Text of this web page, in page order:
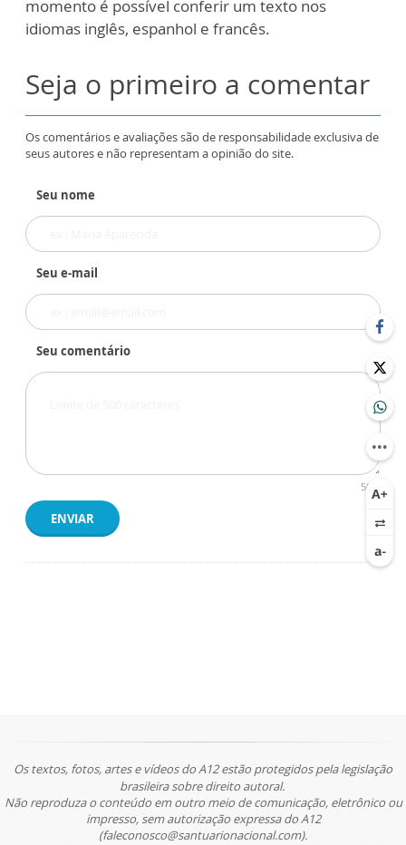
momento é possível conferir um texto nos
idiomas inglês, espanhol e francês.
Seja o primeiro a comentar
Os comentários e avaliações são de responsabilidade exclusiva de
seus autores e não representam a opinião do site.
Seu nome
Seu e-mail
Seu comentário
500
ENVIAR
Os textos, fotos, artes e vídeos do A12 estão protegidos pela legislação
brasileira sobre direito autoral.
Não reproduza o conteúdo em outro meio de comunicação, eletrônico ou
impresso, sem autorização expressa do A12
(faleconosco@santuarionacional.com).